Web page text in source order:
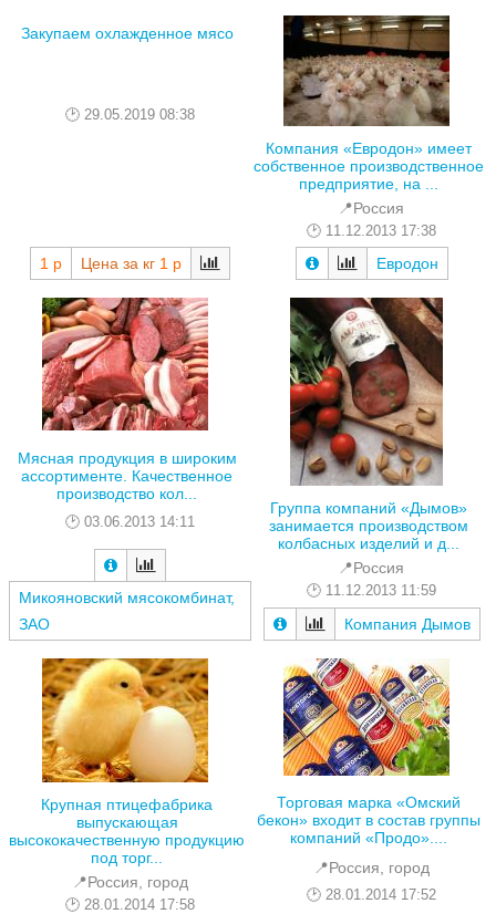
Закупаем охлажденное мясо
29.05.2019 08:38
1 р Цена за кг 1 р
Компания «Евродон» имеет
собственное производственное
предприятие, на ...
📍Россия
11.12.2013 17:38
Евродон
Мясная продукция в широким
ассортименте. Качественное
производство кол...
03.06.2013 14:11
Микояновский мясокомбинат,
ЗАО
Группа компаний «Дымов»
занимается производством
колбасных изделий и д...
📍Россия
11.12.2013 11:59
Компания Дымов
Крупная птицефабрика
выпускающая
высококачественную продукцию
под торг...
📍Россия, город
28.01.2014 17:58
Торговая марка «Омский
бекон» входит в состав группы
компаний «Продо»....
📍Россия, город
28.01.2014 17:52